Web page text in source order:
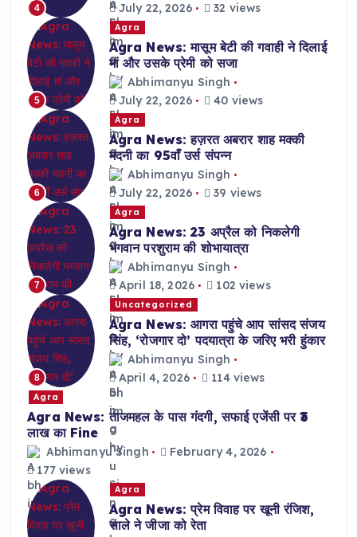
4
July 22, 2026
32 views
5
Agra
Agra News: मासूम बेटी की गवाही ने दिलाई
मां और उसके प्रेमी को सजा
Abhimanyu Singh
July 22, 2026
40 views
6
Agra
Agra News: हज़रत अबरार शाह मक्की
मदनी का 95वाँ उर्स संपन्न
Abhimanyu Singh
July 22, 2026
39 views
7
Agra
Agra News: 23 अप्रैल को निकलेगी
भगवान परशुराम की शोभायात्रा
Abhimanyu Singh
April 18, 2026
102 views
8
Uncategorized
Agra News: आगरा पहुंचे आप सांसद संजय
सिंह, ‘रोजगार दो’ पदयात्रा के जरिए भरी हुंकार
Abhimanyu Singh
April 4, 2026
114 views
Agra
Agra News: ताजमहल के पास गंदगी, सफाई एजेंसी पर ₹3
लाख का Fine
Abhimanyu Singh
February 4, 2026
177 views
Agra
Agra News: प्रेम विवाह पर खूनी रंजिश,
साले ने जीजा को रेता